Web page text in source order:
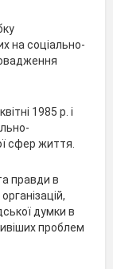
на соціально-
1985 р. і
сфер життя.
правди в
думки в
проблем